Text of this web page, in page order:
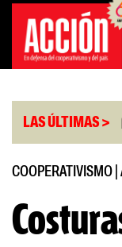
Saltar
contenido
LAS ÚLTIMAS >
|
COOPERATIVISMO